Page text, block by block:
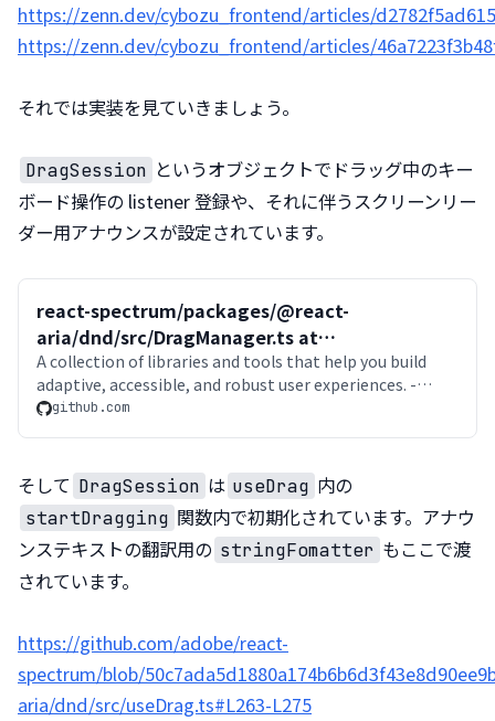
https://zenn.dev/cybozu_frontend/articles/
https://zenn.dev/cybozu_frontend/articles/
それでは実装を見ていきましょう。
DragSession というオブジェクトでドラッグ中のキー
ボード操作の listener 登録や、それに伴うスクリーンリー
ダー用アナウンスが設定されています。
react-spectrum/packages/@react-
aria/dnd/src/DragManager.ts at
50c7ada5d1880a174b6b6d3f43e8d90ee9bd4ad8
· adobe/react-spectrum
A collection of libraries and tools that help you build
adaptive, accessible, and robust user experiences. -
adobe/react-spectrum
github.com
そして DragSession は useDrag 内の
startDragging 関数内で初期化されています。アナウ
ンステキストの翻訳用の stringFomatter もここで渡
されています。
https://github.com/adobe/react-
spectrum/blob/
aria/dnd/src/useDrag.ts#L263-L275